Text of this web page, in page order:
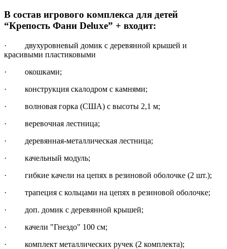
В состав игрового комплекса для детей
“Крепость Фани Deluxe” + входит:
· двухуровневый домик с деревянной крышей и
красивыми пластиковыми
· окошками;
· конструкция скалодром с камнями;
· волновая горка (США) с высоты 2,1 м;
· веревочная лестница;
· деревянная-металлическая лестница;
· качельный модуль;
· гибкие качели на цепях в резиновой оболочке (2 шт.);
· трапеция с кольцами на цепях в резиновой оболочке;
· доп. домик с деревянной крышей;
· качели "Гнездо" 100 см;
· комплект металлических ручек (2 комплекта);